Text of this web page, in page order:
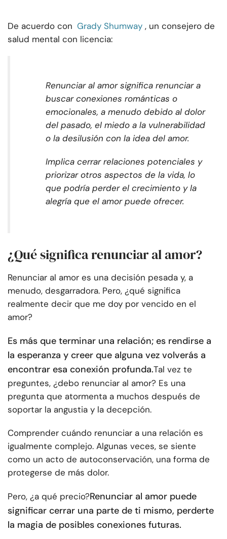
De acuerdo con Grady Shumway , un consejero de
salud mental con licencia:
Renunciar al amor significa renunciar a
buscar conexiones románticas o
emocionales, a menudo debido al dolor
del pasado, el miedo a la vulnerabilidad
o la desilusión con la idea del amor.
Implica cerrar relaciones potenciales y
priorizar otros aspectos de la vida, lo
que podría perder el crecimiento y la
alegría que el amor puede ofrecer.
¿Qué significa renunciar al amor?
Renunciar al amor es una decisión pesada y, a
menudo, desgarradora. Pero, ¿qué significa
realmente decir que me doy por vencido en el
amor?
Es más que terminar una relación; es rendirse a
la esperanza y creer que alguna vez volverás a
encontrar esa conexión profunda.Tal vez te
preguntes, ¿debo renunciar al amor? Es una
pregunta que atormenta a muchos después de
soportar la angustia y la decepción.
Comprender cuándo renunciar a una relación es
igualmente complejo. Algunas veces, se siente
como un acto de autoconservación, una forma de
protegerse de más dolor.
Pero, ¿a qué precio?Renunciar al amor puede
significar cerrar una parte de ti mismo, perderte
la magia de posibles conexiones futuras.